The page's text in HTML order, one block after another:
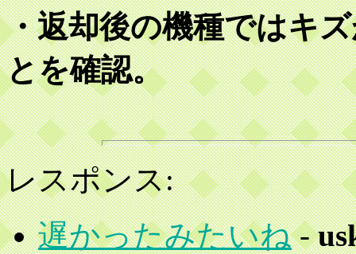
・返却後の機種ではキ
とを確認。
レスポンス:
遅かったみたいね-